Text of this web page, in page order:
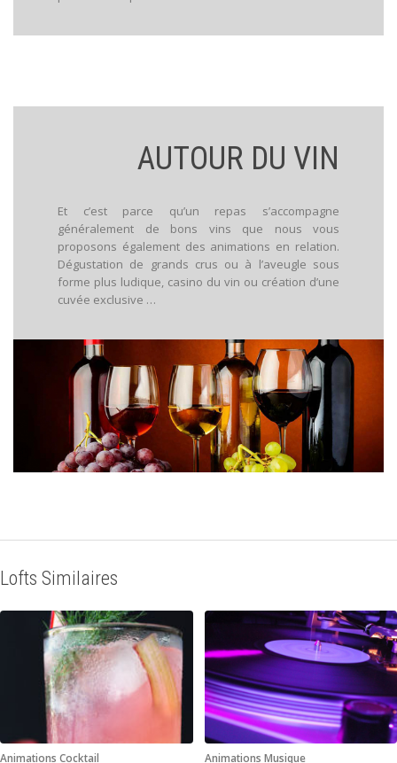
AUTOUR DU VIN
Et c’est parce qu’un repas s’accompagne
généralement de bons vins que nous vous
proposons également des animations en relation.
Dégustation de grands crus ou à l’aveugle sous
forme plus ludique, casino du vin ou création d’une
cuvée exclusive …
Lofts Similaires
Animations Cocktail Animations Musique